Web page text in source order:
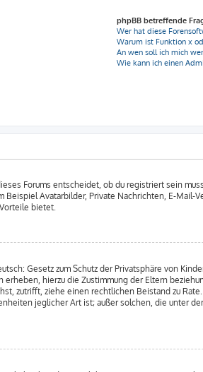
phpBB betreffende
Wer hat diese
Warum ist Funktion x
An wen soll ich mich
Wie kann ich einen
Forums entscheidet, ob du registriert sein
Beispiel Avatarbilder, Private Nachrichten, E-
bietet.
Gesetz zum Schutz der Privatsphäre von
hierzu die Zustimmung der Eltern
zutrifft, ziehe einen rechtlichen Beistand zu
jeglicher Art ist; außer solchen, die unter